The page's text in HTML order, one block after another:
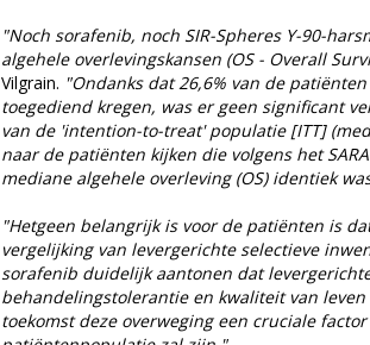
"Noch sorafenib, noch SIR-Spheres Y-90-
algehele overlevingskansen (OS - Overall
Vilgrain. "Ondanks dat 26,6% van de
toegediend kregen, was er geen significant
van de 'intention-to-treat' populatie [ITT]
naar de patiënten kijken die volgens het
mediane algehele overleving (OS) identiek
"Hetgeen belangrijk is voor de patiënten is
vergelijking van levergerichte selectieve
sorafenib duidelijk aantonen dat
behandelingstolerantie en kwaliteit van leven
toekomst deze overweging een cruciale